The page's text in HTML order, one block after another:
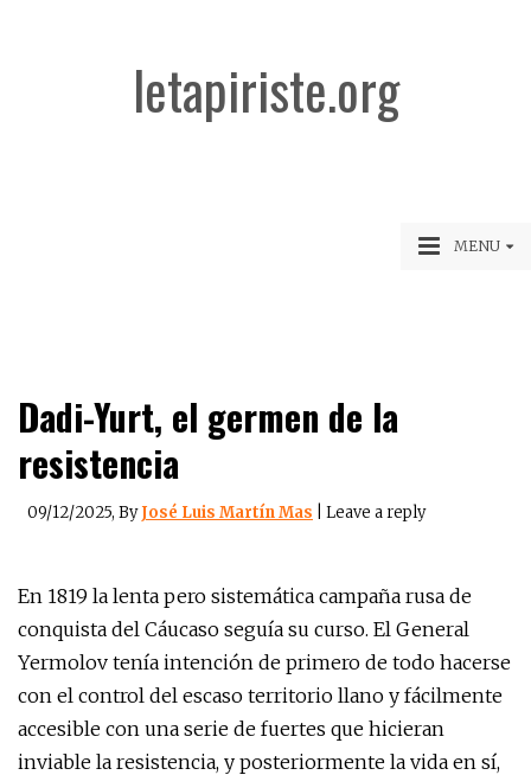
letapiriste.org
MENU
Dadi-Yurt, el germen de la
resistencia
09/12/2025, ByJosé Luis Martín Mas Leave a reply
En 1819 la lenta pero sistemática campaña rusa de
conquista del Cáucaso seguía su curso. El General
Yermolov tenía intención de primero de todo hacerse
con el control del escaso territorio llano y fácilmente
accesible con una serie de fuertes que hicieran
inviable la resistencia, y posteriormente la vida en sí,